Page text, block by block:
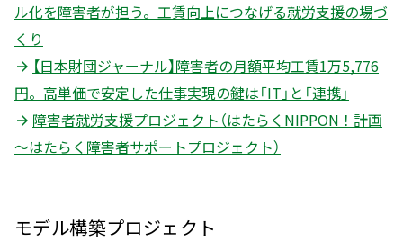
ル化を障害者が担う。工賃向上につなげる就労支援の場づ
くり
【日本財団ジャーナル】障害者の月額平均工賃1万5,776
円。高単価で安定した仕事実現の鍵は「IT」と「連携」
障害者就労支援プロジェクト（はたらくNIPPON！計画
～はたらく障害者サポートプロジェクト）
モデル構築プロジェクト